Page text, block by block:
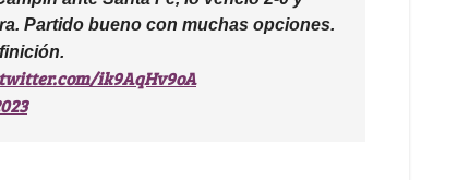
Partido bueno con muchas opciones.
ik9AqHv9oA